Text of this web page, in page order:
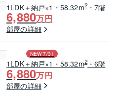
1LDK＋納戸×1・58.32m2・7階
6,880万円
部屋の詳細
NEW 7/31
1LDK＋納戸×1・58.32m2・6階
6,880万円
部屋の詳細